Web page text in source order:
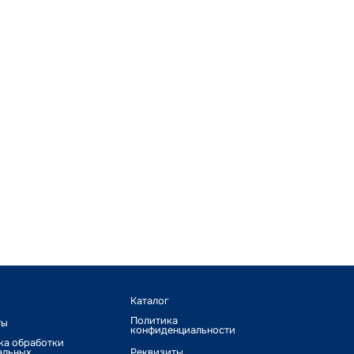
обработки
Каталог
Политика
конфиденциальности